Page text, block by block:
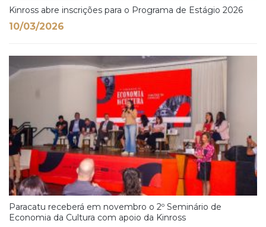
Kinross abre inscrições para o Programa de Estágio 2026
10/03/2026
Paracatu receberá em novembro o 2º Seminário de
Economia da Cultura com apoio da Kinross